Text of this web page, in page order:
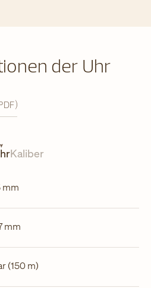
der Uhr
Kaliber
mm
mm
(150 m)